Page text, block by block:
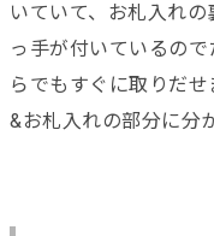
いていて、お札入れ
っ手が付いているの
らでもすぐに取りだ
&お札入れの部分に分